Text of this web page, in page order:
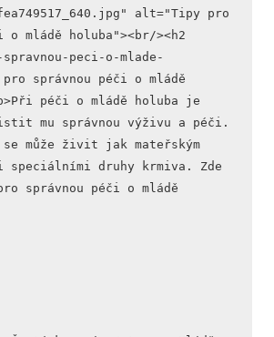
alt="Tipy pro
o mládě holuba"><br/><h2
peci-o-mlade-
správnou péči o mládě
péči o mládě holuba je
mu správnou výživu a péči.
se může živit jak mateřským
speciálními druhy krmiva. Zde
správnou péči o mládě